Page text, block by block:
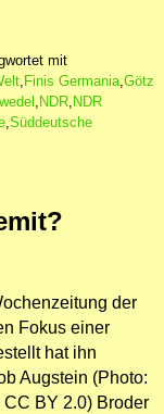
mit
Finis Germania Götz
NDR NDR
Süddeutsche
der
Fokus einer
hat ihn
Augstein (Photo:
BY 2.0) Broder